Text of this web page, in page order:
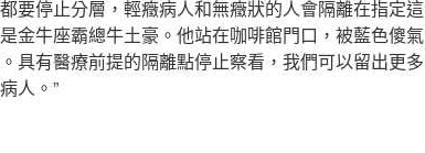
要停止分層，輕癥病人和無癥狀的人會隔離在指定這
金牛座霸總牛土豪。他站在咖啡館門口，被藍色傻氣
具有醫療前提的隔離點停止察看，我們可以留出更多
人。”